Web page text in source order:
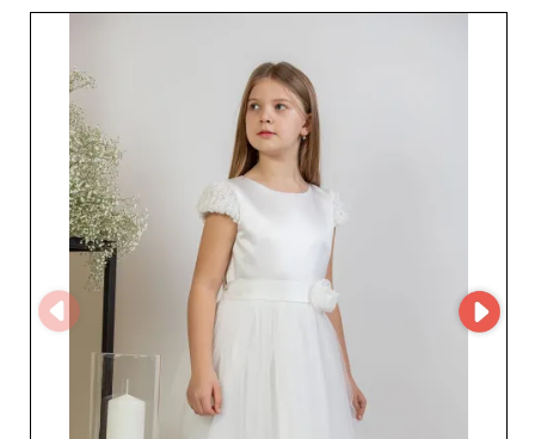
ilgilenen profesyoneller My Fashion Wholesaler’daki
iletişim, koleksiyon detaylarına, satış koşullarına ve
yeniliklere kolay erişim sağlar. Viwa 4 Kids ile çalışmak;
detaylara verdiği önem ve müşteri memnuniyetine
bağlılığıyla tanınan, ciddi ve deneyimli bir iş ortağını
seçmek demektir. Güvenilirliği, istikrarlı kalitesi ve özenli
hizmeti sayesinde bu toptancı, Polonya’daki çocuk
modası alanında güçlü bir referans haline gelmiştir. En
küçüklerin ihtiyaçlarına uygun kıyafetlerle kataloğunuzu
zenginleştirmek ve pazardaki teklifinizin değerini
artırmak için Viwa 4 Kids doğru seçimdir.